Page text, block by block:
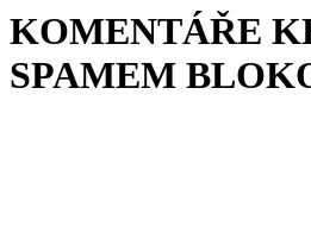
KOMENTÁŘE
SPAMEM